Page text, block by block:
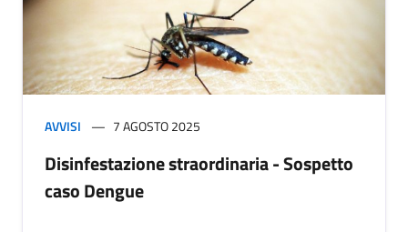
AVVISI 7 AGOSTO 2025
Disinfestazione straordinaria - Sospetto
caso Dengue